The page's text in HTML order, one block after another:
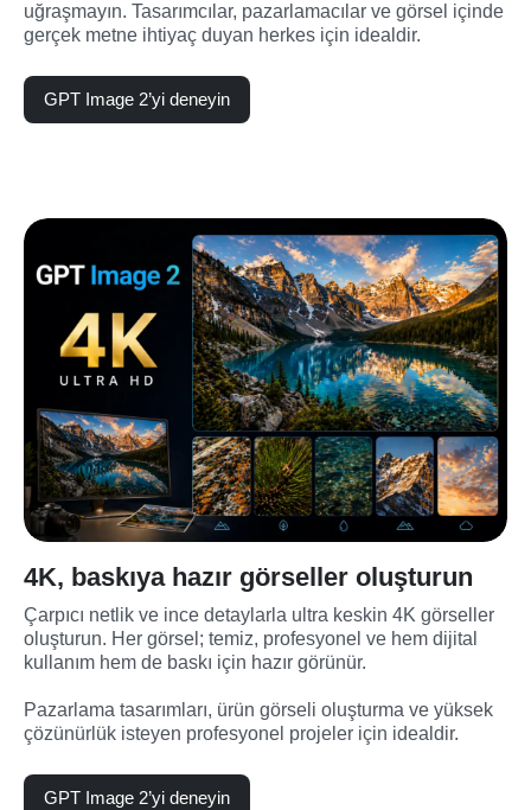
uğraşmayın. Tasarımcılar, pazarlamacılar ve görsel içinde
gerçek metne ihtiyaç duyan herkes için idealdir.
GPT Image 2’yi deneyin
4K, baskıya hazır görseller oluşturun
Çarpıcı netlik ve ince detaylarla ultra keskin 4K görseller
oluşturun. Her görsel; temiz, profesyonel ve hem dijital
kullanım hem de baskı için hazır görünür.
Pazarlama tasarımları, ürün görseli oluşturma ve yüksek
çözünürlük isteyen profesyonel projeler için idealdir.
GPT Image 2’yi deneyin